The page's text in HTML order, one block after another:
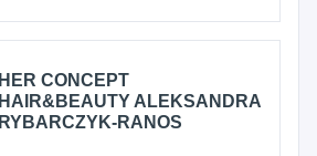
HER CONCEPT
HAIR&BEAUTY ALEKSANDRA
RYBARCZYK-RANOS